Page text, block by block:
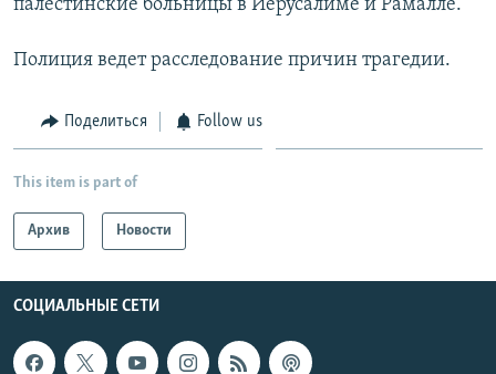
Все сайты Радио Азатутюн
палестинские больницы в Иерусалиме и Рамалле.
Полиция ведет расследование причин трагедии.
Поделиться Follow us
This item is part of
Архив Новости
СОЦИАЛЬНЫЕ СЕТИ